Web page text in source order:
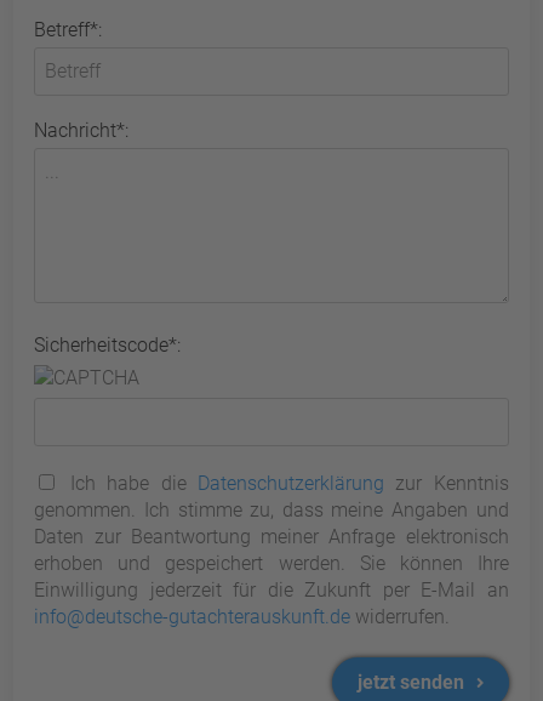
Betreff*:
Nachricht*:
Sicherheitscode*:
Ich habe die Datenschutzerklärung zur Kenntnis
genommen. Ich stimme zu, dass meine Angaben und
Daten zur Beantwortung meiner Anfrage elektronisch
erhoben und gespeichert werden. Sie können Ihre
Einwilligung jederzeit für die Zukunft per E-Mail an
info@deutsche-gutachterauskunft.de widerrufen.
jetzt senden